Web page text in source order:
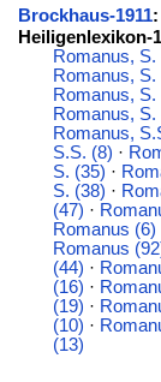
Brockhaus-1911:
Heiligenlexikon-
Romanus, S.
Romanus, S.
Romanus, S.
Romanus, S.
Romanus,
S.S. (8) ·
S. (35) ·
S. (38) ·
(47) ·
Romanus (6)
Romanus
(44) ·
(16) ·
(19) ·
(10) ·
(13)